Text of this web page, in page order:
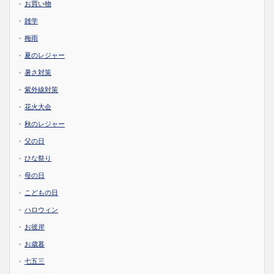
お買い物
雑学
梅雨
夏のレジャー
暑さ対策
紫外線対策
花火大会
秋のレジャー
父の日
ひな祭り
母の日
こどもの日
ハロウィン
お彼岸
お歳暮
七五三